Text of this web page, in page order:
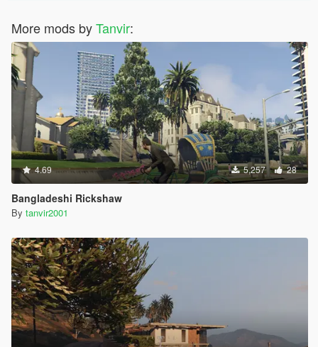
More mods byTanvir:
4.69 5,257 28
Bangladeshi Rickshaw
By tanvir2001